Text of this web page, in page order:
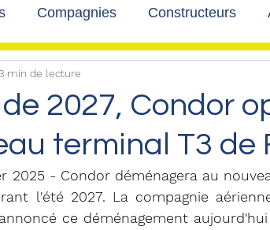
Compagnies Constructeurs
album photo
2027, Condor
terminal T3 de
min de lecture
2025 - Condor déménagera au
l'été 2027. La compagnie
ce déménagement